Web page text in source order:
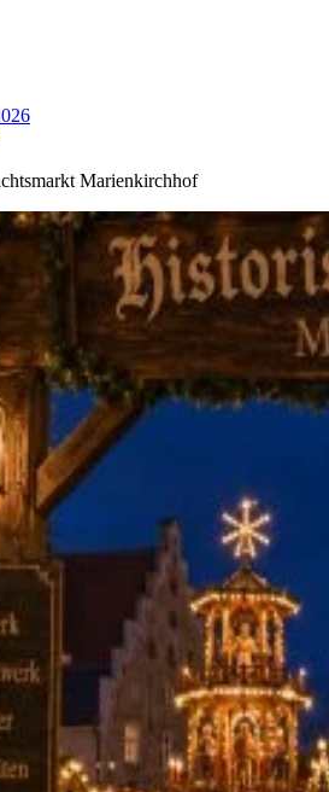
Marienkirchhof